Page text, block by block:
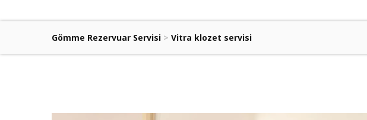
Gömme Rezervuar Servisi > Vitra klozet servisi